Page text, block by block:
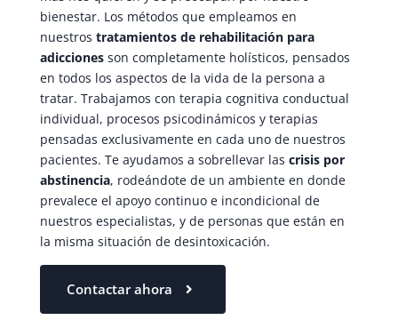
bienestar. Los métodos que empleamos en
nuestros tratamientos de rehabilitación para
adiccionesson completamente holísticos, pensados
en todos los aspectos de la vida de la persona a
tratar. Trabajamos con terapia cognitiva conductual
individual, procesos psicodinámicos y terapias
pensadas exclusivamente en cada uno de nuestros
pacientes. Te ayudamos a sobrellevar las crisis por
abstinencia, rodeándote de un ambiente en donde
prevalece el apoyo continuo e incondicional de
nuestros especialistas, y de personas que están en
la misma situación de desintoxicación.
Contactar ahora